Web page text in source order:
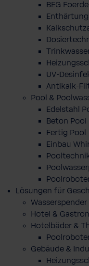
BEG
UV-
Antikalk-
Pool &
Edelstahl
Beton Pool
Fertig Pool
Einbau
Lösungen für
Wasserspender
Hotel &
Hotelbäder &
Gebäude &